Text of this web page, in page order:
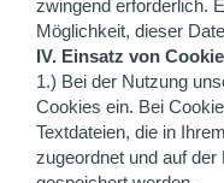
zwingend erforderlich.
Möglichkeit, dieser
IV. Einsatz von
1.) Bei der Nutzung
Cookies ein. Bei
Textdateien, die in
zugeordnet und auf